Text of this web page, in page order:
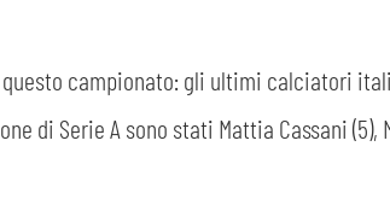
campionato: gli ultimi calciatori
di Serie A sono stati Mattia Cassani (5),